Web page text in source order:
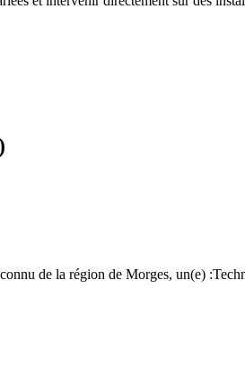
de la région de Morges, un(e)